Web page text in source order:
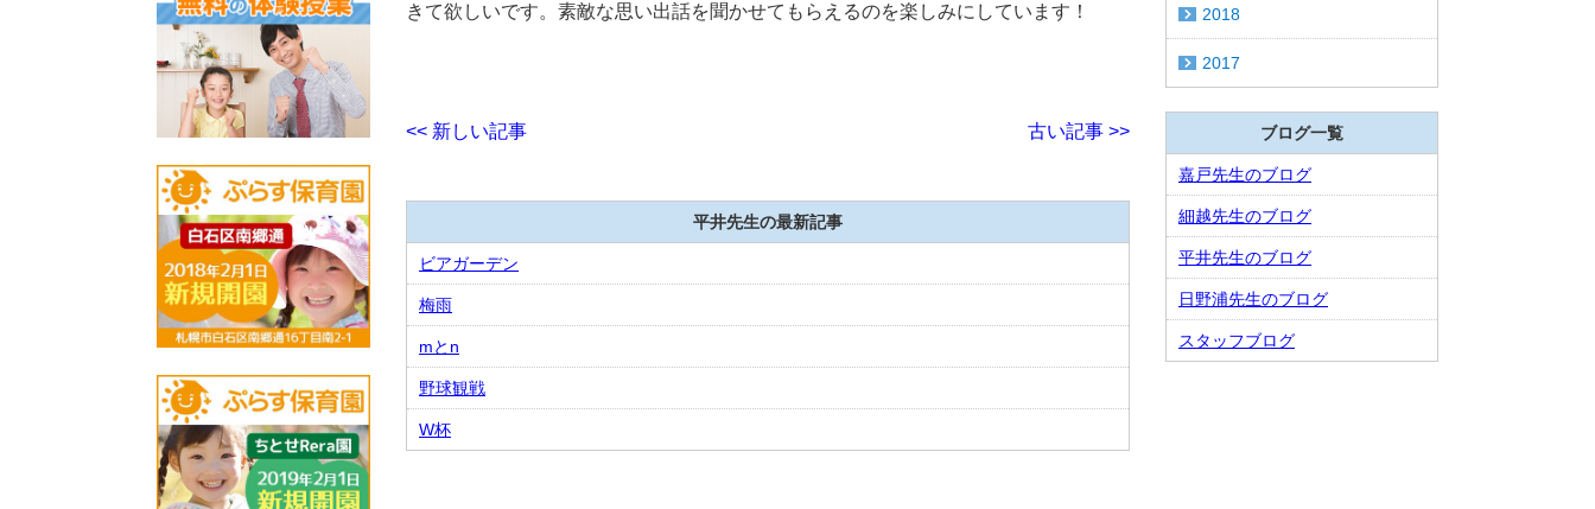
きて欲しいです。素敵な思い出話を聞かせてもらえるのを楽しみにしています！
古い記事 >>
<< 新しい記事
平井先生の最新記事
ビアガーデン
梅雨
mとn
野球観戦
W杯
2018
2017
ブログ一覧
嘉戸先生のブログ
細越先生のブログ
平井先生のブログ
日野浦先生のブログ
スタッフブログ